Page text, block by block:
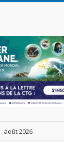
août 2026